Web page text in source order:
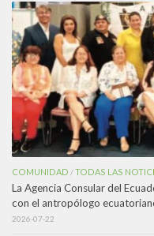
COMUNIDAD /TODAS LAS
La Agencia Consular del
con el antropólogo
2026-07-22